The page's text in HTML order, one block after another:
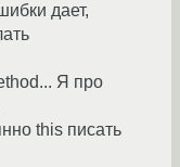
дает,
Я про
this писать